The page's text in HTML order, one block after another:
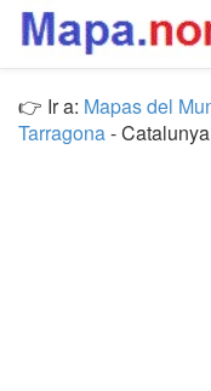
👉 Ir a: Mapas del
Tarragona-